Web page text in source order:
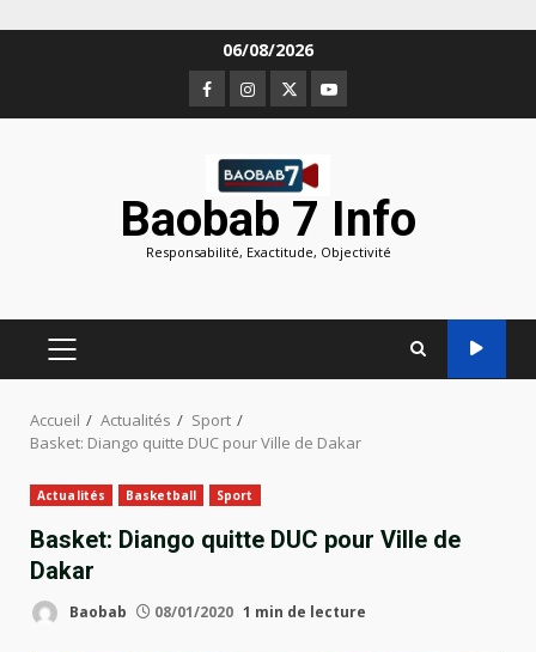
06/08/2026
Facebook
Instagram
TwitterYoutube
Baobab 7 Info
Responsabilité, Exactitude, Objectivité
MENU
PRINCIPAL
Accueil Actualités
Sport
Basket: Diango quitte DUC pour Ville de Dakar
Actualités Basketball Sport
Basket: Diango quitte DUC pour Ville de
Dakar
Baobab 08/01/2020 1 min de lecture